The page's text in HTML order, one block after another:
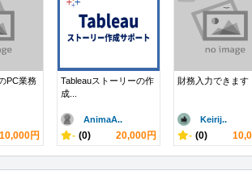
PC業務
10,000円
Tableauストーリーの作
成...
AnimaA..
- (0) 20,000円
財務入力できます
Keirij..
- (0)